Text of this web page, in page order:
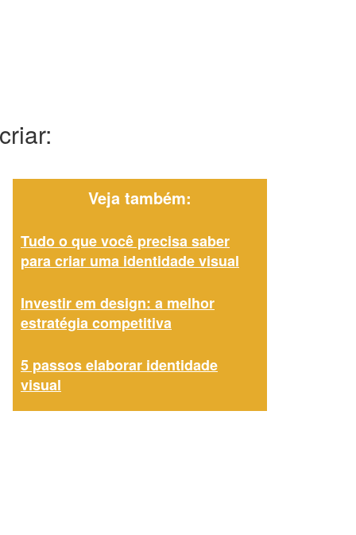
Veja também:
Tudo o que você precisa saber
para criar uma identidade visual
Investir em design: a melhor
estratégia competitiva
5 passos elaborar identidade
visual